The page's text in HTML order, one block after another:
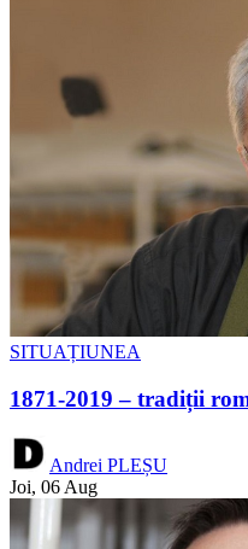
SITUAȚIUNEA
1871-2019 – tradiții
Andrei PLEȘU
Joi, 06 Aug